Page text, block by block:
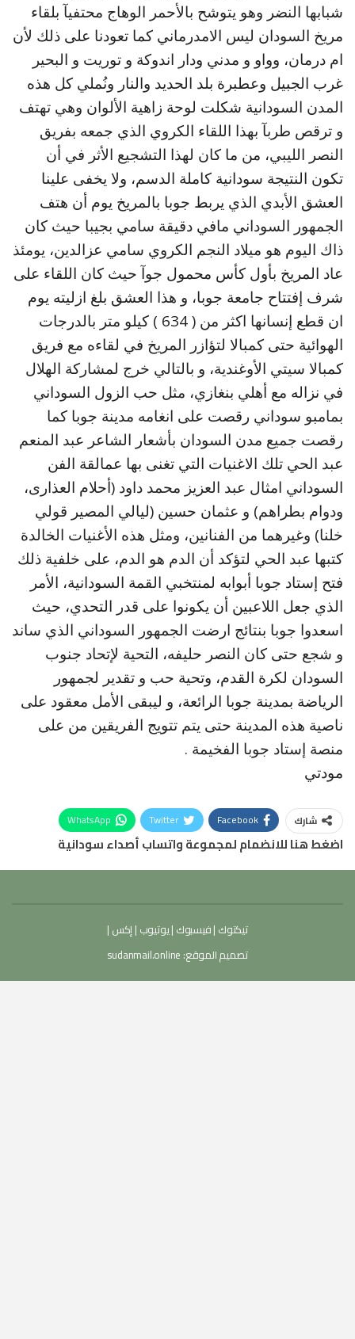
شبابها النضر وهو يتوشح بالأحمر الوهاج محتفيآ بلقاء
مريخ السودان ليس الامدرماني كما تعودنا على ذلك لأن
ام درمان، وواو و مدني ودار اندوكة و توريت و البحير
غرب الجبيل وعطبرة بلد الحديد والنار ونُملي كل هذه
المدن السودانية شكلت لوحة زاهية الألوان وهي تهتف
و ترقص طربآ بهذا اللقاء الكروي الذي جمعه بفريق
النصر الليبي، من ما كان لهذا التشجيع الأثر في أن
تكون النتيجة سودانية كاملة الدسم، ولا يخفى علينا
العشق الأبدي الذي يربط جوبا بالمريخ يوم أن هتف
الجمهور السوداني مافي دقيقة سامي بجيبا حيث كان
ذاك اليوم هو ميلاد النجم الكروي سامي عزالدين، يومئذ
عاد المريخ بأول كأس محمول جوآ حيث كان اللقاء على
شرف إفتتاح جامعة جوبا، و هذا العشق بلغ ازليته يوم
ان قطع إنسانها اكثر من ( 634 ) كيلو متر بالدرجات
الهوائية حتى كمبالا لتؤازر المريخ في لقاءه مع فريق
كمبالا سيتي الأوغندية، و بالتالي خرج لمشاركة الهلال
في نزاله مع أهلي بنغازي، مثل حب الزول السوداني
بمامبو سوداني رقصت على انغامه مدينة جوبا كما
رقصت جميع مدن السودان بأشعار الشاعر عبد المنعم
عبد الحي تلك الاغنيات التي تغنى بها عمالقة الفن
السوداني امثال عبد العزيز محمد داود (أحلام العذارى،
ودوام بطراهم) و عثمان حسين (ليالي المصير قولي
خلنا) وغيرهما من الفنانين، ومثل هذه الأغنيات الخالدة
كتبها عبد الحي لتؤكد أن الدم هو الدم، على خلفية ذلك
فتح إستاد جوبا أبوابه لمنتخبي القمة السودانية، الأمر
الذي جعل اللاعبين أن يكونوا على قدر التحدي، حيث
اسعدوا جوبا بنتائج ارضت الجمهور السوداني الذي ساند
و شجع حتى كان النصر حليفه، التحية لإتحاد جنوب
السودان لكرة القدم، وتحية حب و تقدير لجمهور
الرياضة بمدينة جوبا الرائعة، و ليبقى الأمل معقود على
ناصية هذه المدينة حتى يتم تتويج الفريقين من على
منصة إستاد جوبا الفخيمة .
مودتي
شارك Facebook
Twitter
WhatsApp
اضغط هنا للانضمام لمجموعة واتساب أصداء سودانية
تيكتوك |فيسبوك |يوتيوب |إكس |
تصميم الموقع: sudanmail.online